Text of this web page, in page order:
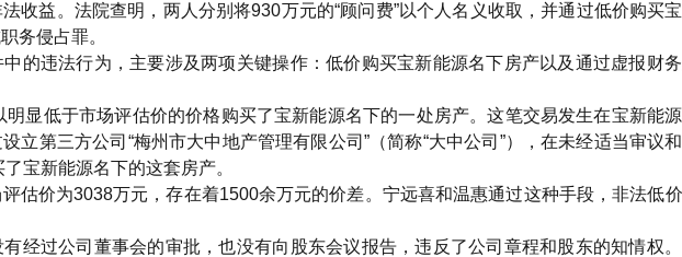
收益。法院查明，两人分别将930万元的“顾问费”以个人名义收取，并通过低价购买
务侵占罪。
的违法行为，主要涉及两项关键操作：低价购买宝新能源名下房产以及通过虚报财
显低于市场评估价的价格购买了宝新能源名下的一处房产。这笔交易发生在宝新能
立第三方公司“梅州市大中地产管理有限公司”（简称“大中公司”），在未经适当审议
宝新能源名下的这套房产。
估价为3038万元，存在着1500余万元的价差。宁远喜和温惠通过这种手段，非法低
经过公司董事会的审批，也没有向股东会议报告，违反了公司章程和股东的知情权